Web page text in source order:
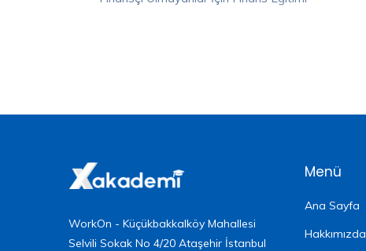
WorkOn - Küçükbakkalköy Mahallesi
Selvili Sokak No 4/20 Ataşehir İstanbul
Menü
Ana Sayfa
Hakkımızda